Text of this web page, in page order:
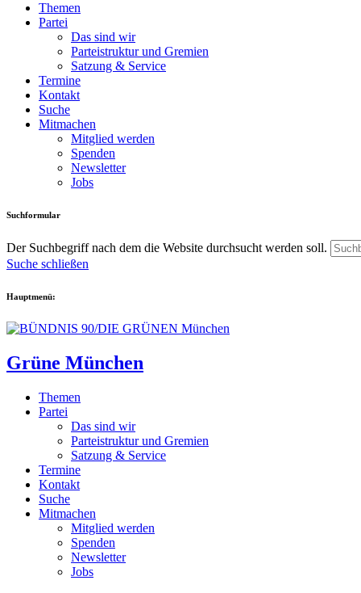
Themen
Partei
Das sind wir
Parteistruktur und Gremien
Satzung & Service
Termine
Kontakt
Suche
Mitmachen
Mitglied werden
Spenden
Newsletter
Jobs
Suchformular
Der Suchbegriff nach dem die Website durchsucht werden soll.
Suche schließen
Hauptmenü:
Grüne München
Themen
Partei
Das sind wir
Parteistruktur und Gremien
Satzung & Service
Termine
Kontakt
Suche
Mitmachen
Mitglied werden
Spenden
Newsletter
Jobs